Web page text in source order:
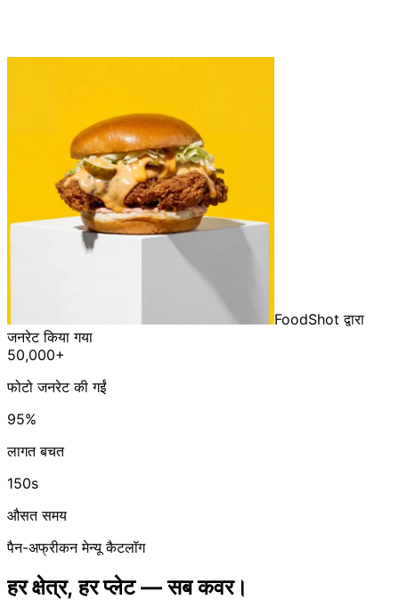
FoodShot द्वारा
जनरेट किया गया
50,000+
फोटो जनरेट की गईं
95%
लागत बचत
150s
औसत समय
पैन-अफ्रीकन मेन्यू कैटलॉग
हर क्षेत्र, हर प्लेट — सब कवर।